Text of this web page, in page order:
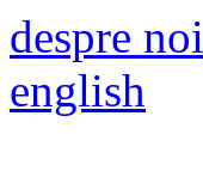
despre noi
english